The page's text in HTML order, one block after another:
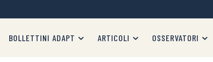
BOLLETTINI ADAPT ARTICOLI OSSERVATORI